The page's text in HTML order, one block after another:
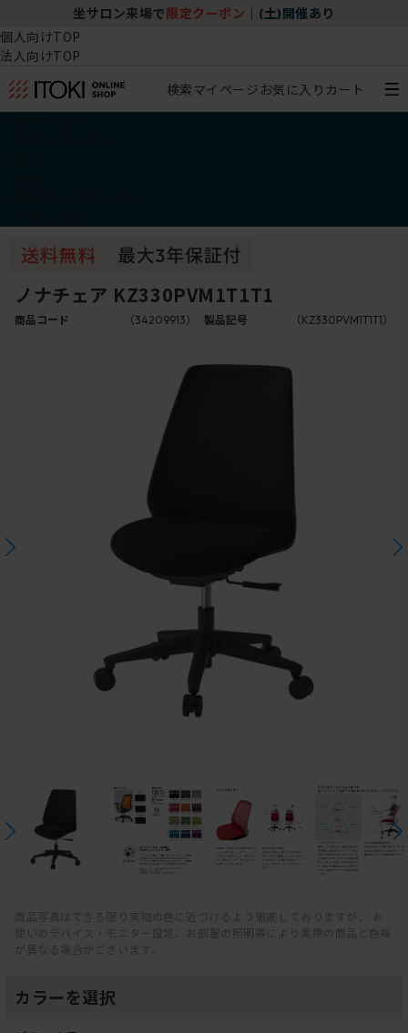
坐サロン来場で 限定クーポン (土)開催あり
個人向けTOP
法人向けTOP
検索マイページ お気に入り カート
ノナチェア KZ330PVM1T1T1
商品コード （34209913） 製品記号 （KZ330PVM1T1T1）
商品写真はできる限り実物の色に近づけるよう徹底しておりますが、 お
使いのデバイス・モニター設定、お部屋の照明等により実際の商品と色味
が異なる場合がございます。
カラーを選択